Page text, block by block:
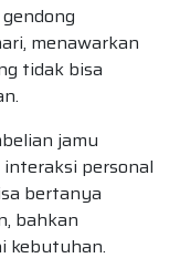
menawarkan
tidak bisa
jamu
personal
bertanya
bahkan
kebutuhan.